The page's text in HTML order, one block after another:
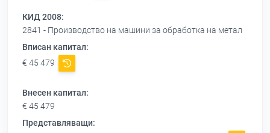
КИД 2008:
2841 - Производство на машини за обработка на метал
Вписан капитал:
€ 45 479
Внесен капитал:
€ 45 479
Представляващи: